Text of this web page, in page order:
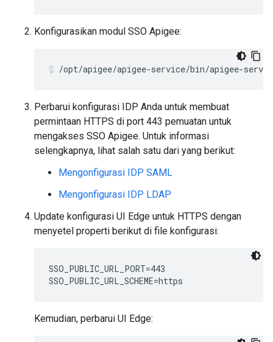
Konfigurasikan modul SSO Apigee:
/opt/apigee/apigee-service/bin/apigee-
Perbarui konfigurasi IDP Anda untuk membuat
permintaan HTTPS di port 443 pemuatan untuk
mengakses SSO Apigee. Untuk informasi
selengkapnya, lihat salah satu dari yang berikut:
Mengonfigurasi IDP SAML
Mengonfigurasi IDP LDAP
Update konfigurasi UI Edge untuk HTTPS dengan
menyetel properti berikut di file konfigurasi:
SSO_PUBLIC_URL_PORT=443
SSO_PUBLIC_URL_SCHEME=https
Kemudian, perbarui UI Edge: